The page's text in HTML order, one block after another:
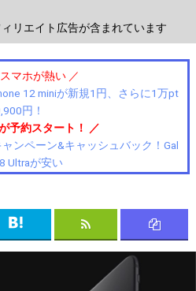
リエイト広告が含まれています
マホが熱い ／
12 miniが新規1円、さらに1万pt
円！
予約スタート！ ／
ンペーン&キャッシュバック！Gal
Ultraが安い